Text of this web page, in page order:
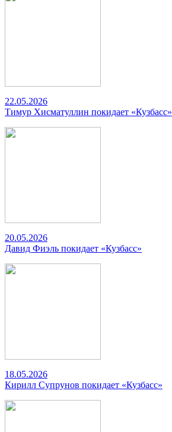
22.05.2026
Тимур Хисматуллин покидает «Кузбасс»
20.05.2026
Давид Фиэль покидает «Кузбасс»
18.05.2026
Кирилл Супрунов покидает «Кузбасс»